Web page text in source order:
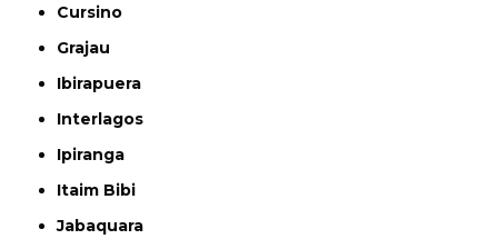
Cursino
Grajau
Ibirapuera
Interlagos
Ipiranga
Itaim Bibi
Jabaquara